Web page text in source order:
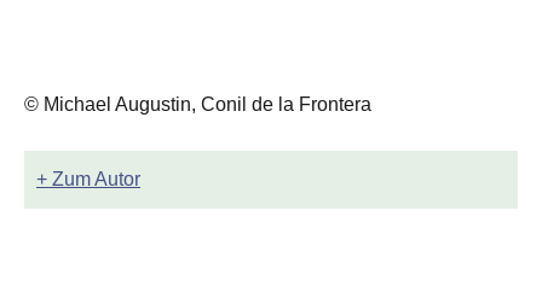
© Michael Augustin, Conil de la Frontera
+ Zum Autor